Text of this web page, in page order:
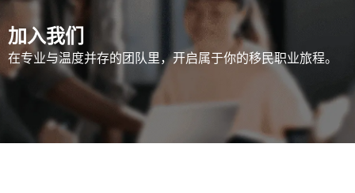
加入我们
在专业与温度并存的团队里，开启属于你的移民职业旅程。